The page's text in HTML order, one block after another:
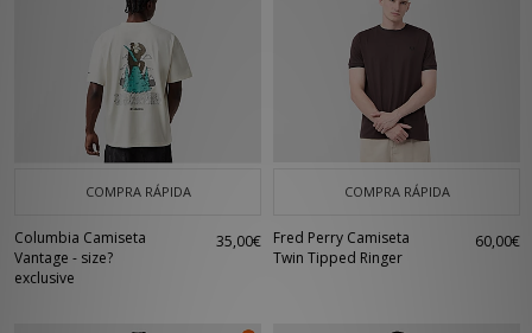
COMPRA RÁPIDA
Columbia Camiseta
Vantage - size?
exclusive
35,00€
COMPRA RÁPIDA
Fred Perry Camiseta
Twin Tipped Ringer
60,00€